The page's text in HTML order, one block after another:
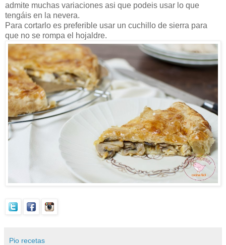
admite muchas variaciones asi que podeis usar lo que
tengáis en la nevera.
Para cortarlo es preferible usar un cuchillo de sierra para
que no se rompa el hojaldre.
Pio recetas